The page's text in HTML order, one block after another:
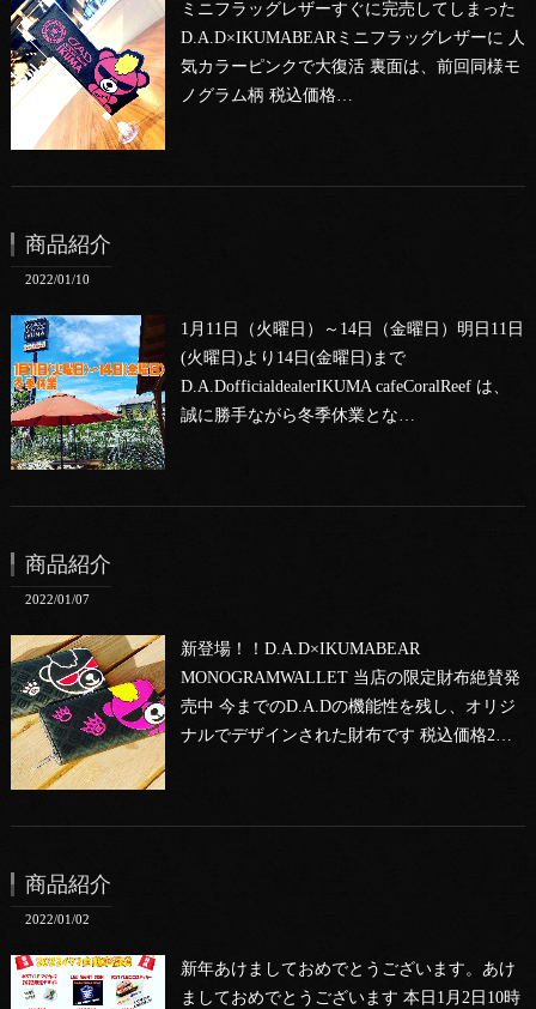
ミニフラッグレザーすぐに完売してしまった
D.A.D×IKUMABEARミニフラッグレザーに 人
気カラーピンクで大復活 裏面は、前回同様モ
ノグラム柄 税込価格…
商品紹介
2022/01/10
1月11日（火曜日）～14日（金曜日）明日11日
(火曜日)より14日(金曜日)まで
D.A.DofficialdealerIKUMA cafeCoralReef は、
誠に勝手ながら冬季休業とな…
商品紹介
2022/01/07
新登場！！D.A.D×IKUMABEAR
MONOGRAMWALLET 当店の限定財布絶賛発
売中 今までのD.A.Dの機能性を残し、オリジ
ナルでデザインされた財布です 税込価格2…
商品紹介
2022/01/02
新年あけましておめでとうございます。あけ
ましておめでとうございます 本日1月2日10時